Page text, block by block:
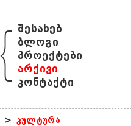
{ შესახებ
ბლოგი
პროექტები
არქივი
კონტაქტი
> კულტურა